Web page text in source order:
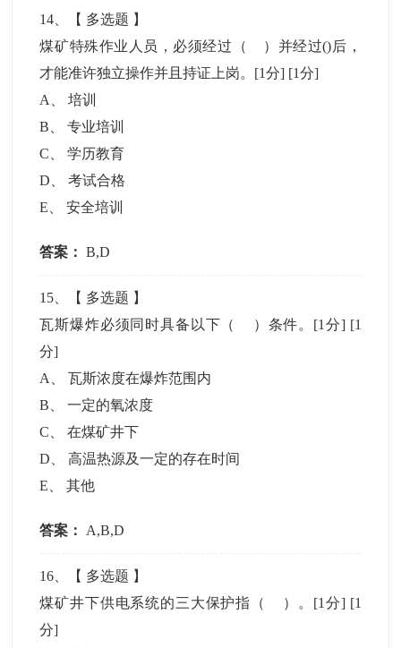
14 、【 多选题 】
煤矿特殊作业人员，必须经过（ ）并经过()后，
才能准许独立操作并且持证上岗。[1分] [1分]
A
、培训
B 、专业培训
C 、学历教育
D 、考试合格
E 、安全培训
答案： B,D
15 、【 多选题 】
瓦斯爆炸必须同时具备以下（ ）条件。[1分] [1
分]
A
、瓦斯浓度在爆炸范围内
B 、一定的氧浓度
C 、在煤矿井下
D 、高温热源及一定的存在时间
E 、其他
答案： A,B,D
16 、【 多选题 】
煤矿井下供电系统的三大保护指（ ）。[1分] [1
分]